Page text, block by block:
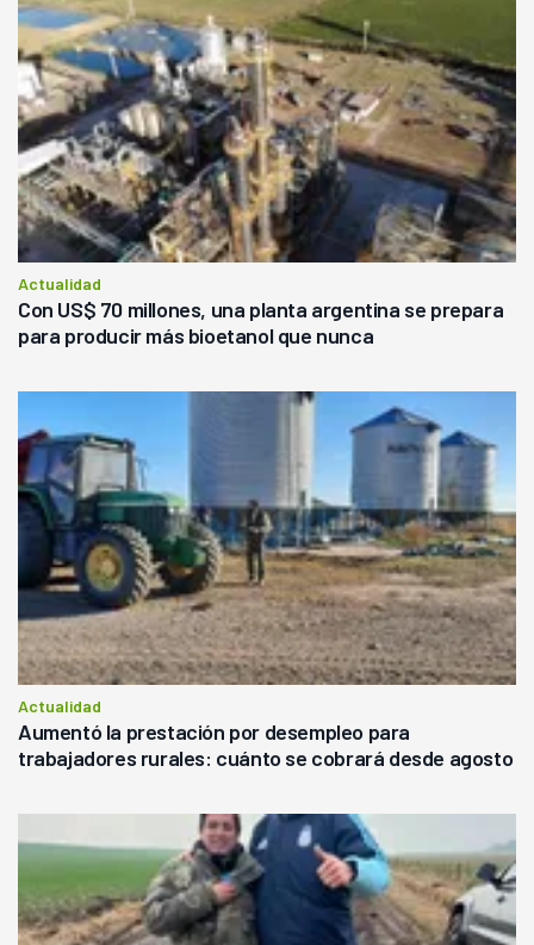
Actualidad
Con US$ 70 millones, una planta argentina se prepara
para producir más bioetanol que nunca
Actualidad
Aumentó la prestación por desempleo para
trabajadores rurales: cuánto se cobrará desde agosto